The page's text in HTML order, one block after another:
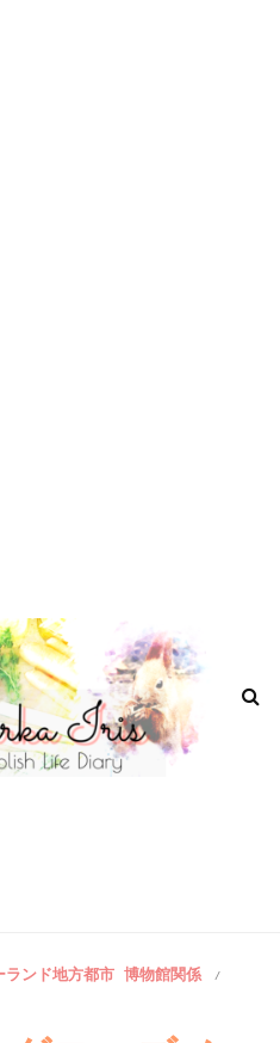
ランド地方都市 博物館関係 /